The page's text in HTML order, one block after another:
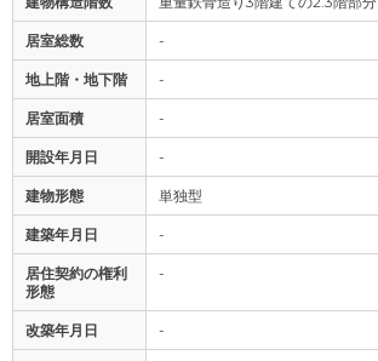
居室総数 -
地上階・地下階 -
居室面積 -
開設年月日 -
建物形態 単独型
建築年月日 -
居住契約の権利
形態
-
改築年月日 -